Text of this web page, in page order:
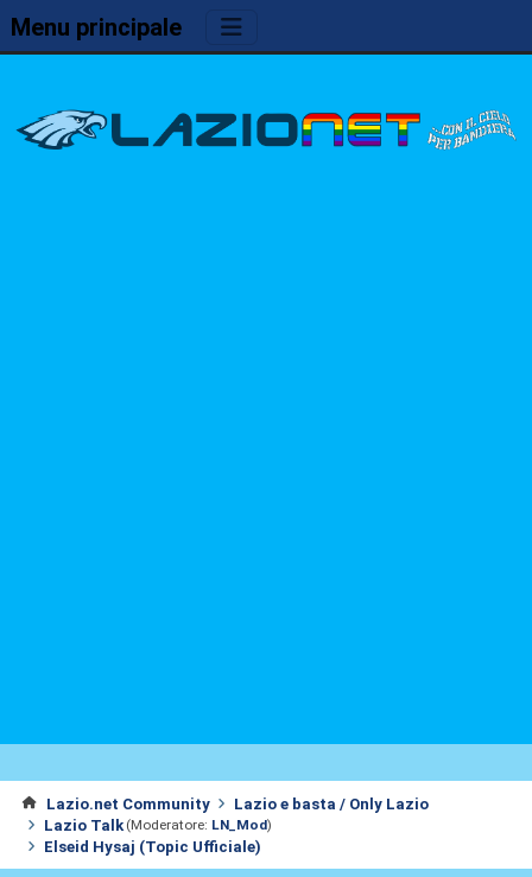
Menu principale
Lazio.net Community
Lazio e basta / Only Lazio
Lazio Talk (Moderatore: LN_Mod)
Elseid Hysaj (Topic Ufficiale)